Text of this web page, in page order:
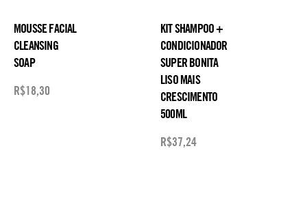
MOUSSE FACIAL
CLEANSING
SOAP
R$18,30
KIT SHAMPOO +
CONDICIONADOR
SUPER BONITA
LISO MAIS
CRESCIMENTO
500ML
R$37,24